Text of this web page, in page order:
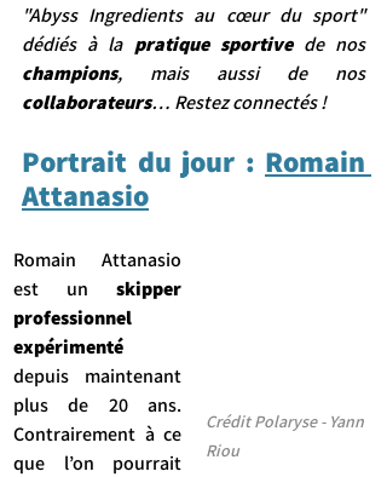
"Abyss Ingredients au cœur du sport"
dédiés à la pratique sportive
de nos
champions
, mais aussi de nos
collaborateurs… Restez connectés !
Portrait du jour : Romain
Attanasio
Romain Attanasio
est un skipper
professionnel
depuis maintenant
plus de 20 ans.
Contrairement à ce
que l’on pourrait
Crédit Polaryse - Yann
Riou